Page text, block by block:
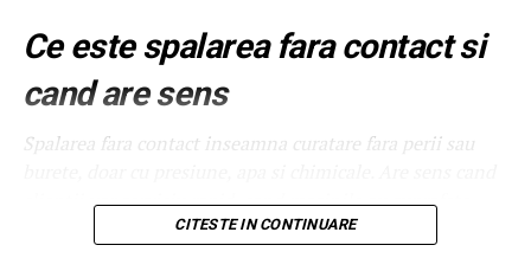
Ce este spalarea fara contact si
cand are sens
Spalarea fara contact inseamna curatare fara perii sau
clientii vor serviciu rapid, cand masinile au suprafete
delicate sau cand traficul este foarte mare si nu ai timp
CITESTE IN CONTINUARE